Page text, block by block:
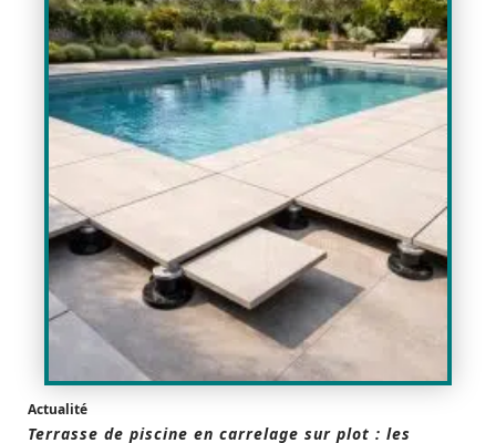
Actualité
Terrasse de piscine en carrelage sur plot : les